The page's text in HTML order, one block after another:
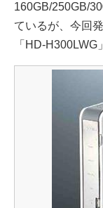
160GB/250GB/
ているが、今回
「HD-H300LWG